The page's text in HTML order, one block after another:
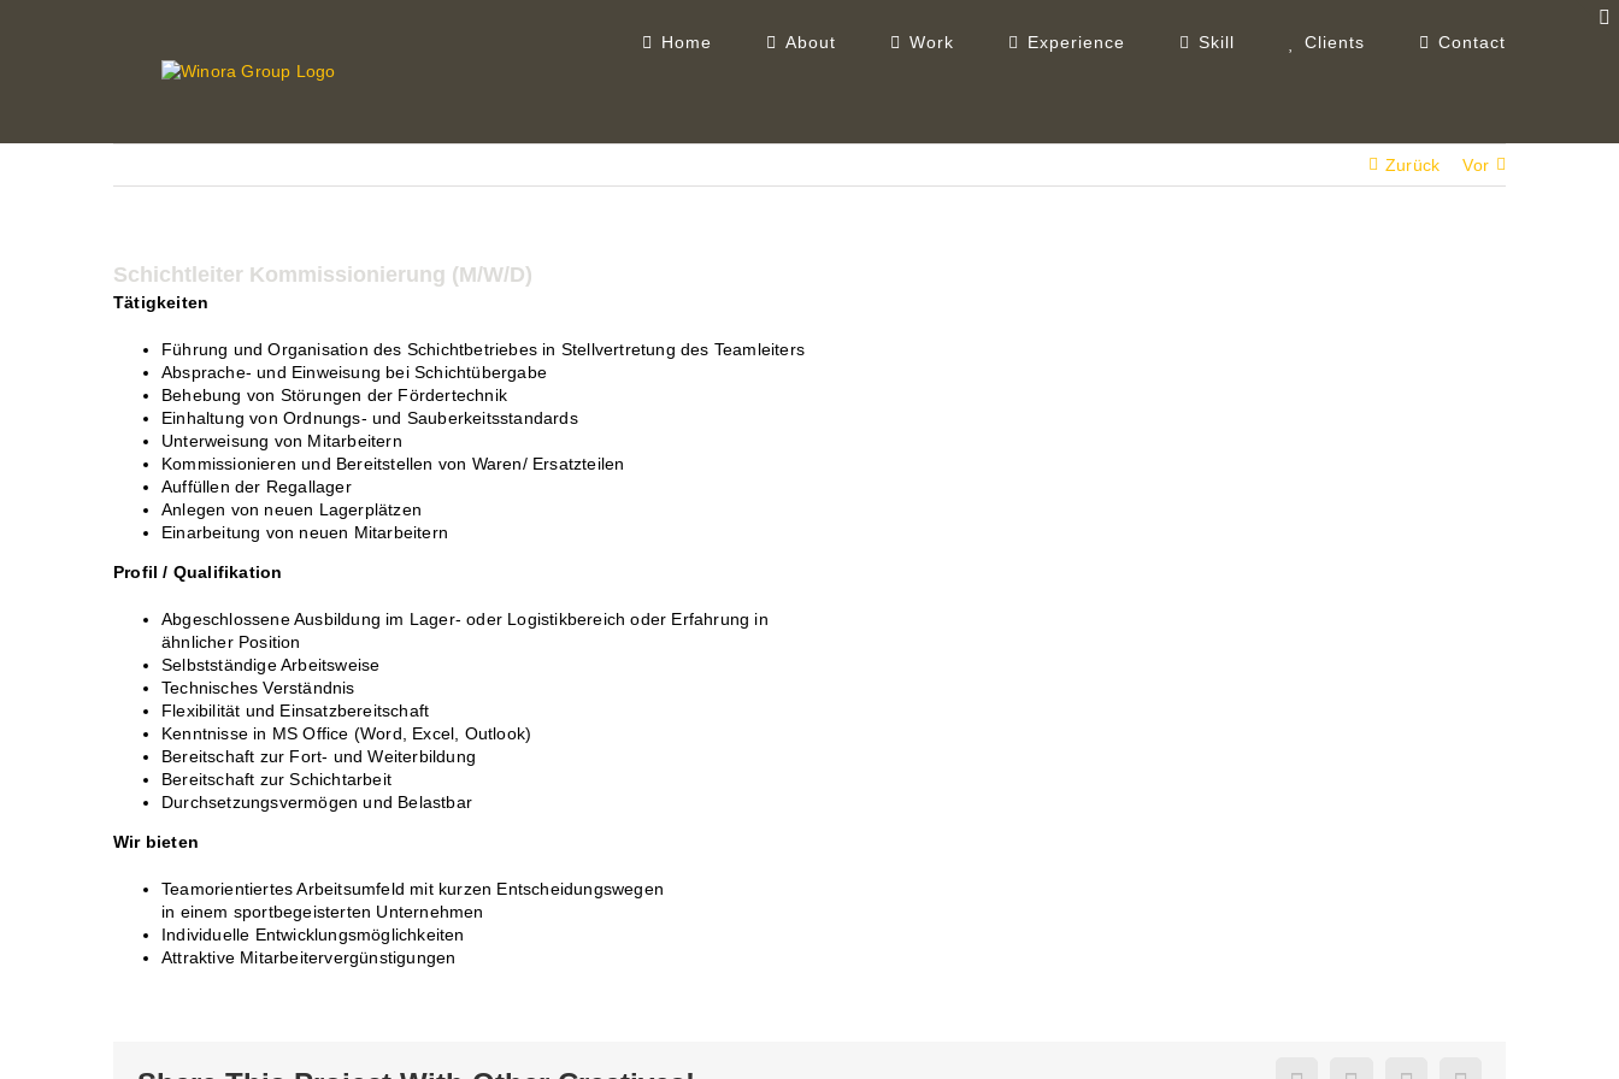
Home About Work Experience Skill Clients Contact
Zurück Vor
Schichtleiter Kommissionierung (M/W/D)
Tätigkeiten
Führung und Organisation des Schichtbetriebes in Stellvertretung des Teamleiters
Absprache- und Einweisung bei Schichtübergabe
Behebung von Störungen der Fördertechnik
Einhaltung von Ordnungs- und Sauberkeitsstandards
Unterweisung von Mitarbeitern
Kommissionieren und Bereitstellen von Waren/ Ersatzteilen
Auffüllen der Regallager
Anlegen von neuen Lagerplätzen
Einarbeitung von neuen Mitarbeitern
Profil / Qualifikation
Abgeschlossene Ausbildung im Lager- oder Logistikbereich oder Erfahrung in
ähnlicher Position
Selbstständige Arbeitsweise
Technisches Verständnis
Flexibilität und Einsatzbereitschaft
Kenntnisse in MS Office (Word, Excel, Outlook)
Bereitschaft zur Fort- und Weiterbildung
Bereitschaft zur Schichtarbeit
Durchsetzungsvermögen und Belastbar
Wir bieten
Teamorientiertes Arbeitsumfeld mit kurzen Entscheidungswegen
in einem sportbegeisterten Unternehmen
Individuelle Entwicklungsmöglichkeiten
Attraktive Mitarbeitervergünstigungen